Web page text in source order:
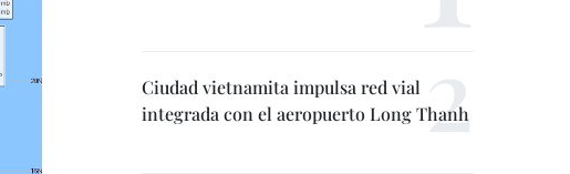
Ciudad vietnamita impulsa red vial
integrada con el aeropuerto Long Thanh